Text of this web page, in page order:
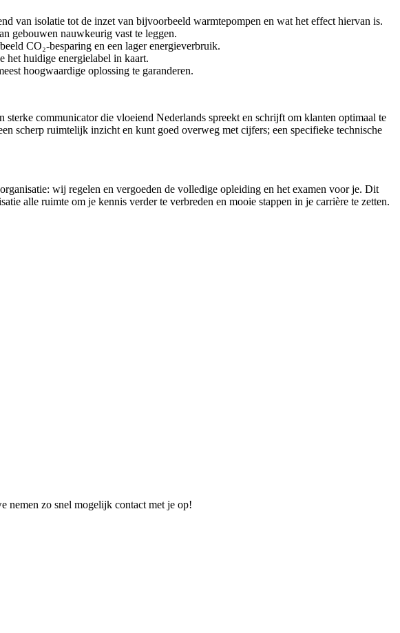
van isolatie tot de inzet van bijvoorbeeld warmtepompen en wat het effect hiervan is.
gebouwen nauwkeurig vast te leggen.
CO₂-besparing en een lager energieverbruik.
het huidige energielabel in kaart.
hoogwaardige oplossing te garanderen.
communicator die vloeiend Nederlands spreekt en schrijft om klanten optimaal te
scherp ruimtelijk inzicht en kunt goed overweg met cijfers; een specifieke technische
wij regelen en vergoeden de volledige opleiding en het examen voor je. Dit
alle ruimte om je kennis verder te verbreden en mooie stappen in je carrière te zetten.
nemen zo snel mogelijk contact met je op!